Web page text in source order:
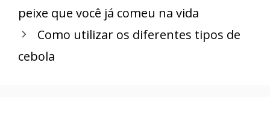
peixe que você já comeu na vida
Como utilizar os diferentes tipos de
cebola